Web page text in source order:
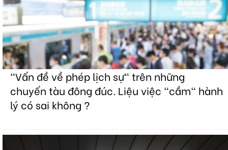
"Vấn đề về phép lịch sự" trên những
chuyến tàu đông đúc. Liệu việc "cầm" hành
lý có sai không ?